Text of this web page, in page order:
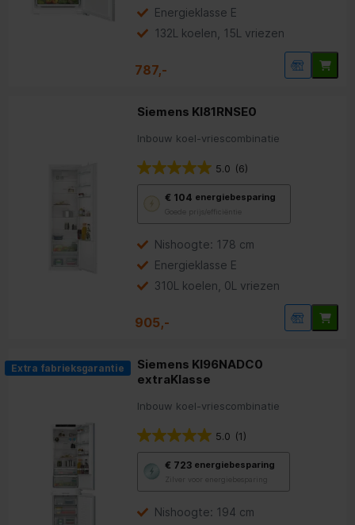
voor
energiebesparing.
Energieklasse E
132L koelen, 15L vriezen
787,-
Siemens KI81RNSE0
Inbouw koel-vriescombinatie
5.0 (6)
€ 104 energiebesparing
Goede prijs/efficiëntie
Youreko’s
voor
energiebesparing.
Nishoogte: 178 cm
Energieklasse E
310L koelen, 0L vriezen
905,-
Extra fabrieksgarantie
Siemens KI96NADC0
extraKlasse
Inbouw koel-vriescombinatie
5.0 (1)
€ 723 energiebesparing
Zilver voor energiebesparing
Youreko’s
Nishoogte: 194 cm